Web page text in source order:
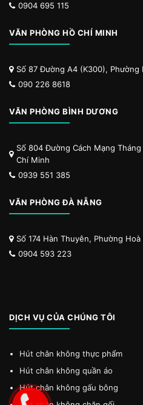
0904 695 115
VĂN PHÒNG HỒ CHÍ MINH
Số 87 Đường A4 (K300), Phường
090 226 8618
VĂN PHÒNG BÌNH DƯƠNG
Số 804 Đường Cách Mạng
Chí Minh
0939 551 385
VĂN PHÒNG ĐÀ NẴNG
Số 174 Hàn Thuyên, Phường
0904 593 223
DỊCH VỤ CỦA CHÚNG TÔI
Hút chân không thực phẩm
Hút chân không quần áo
Hút chân không gấu bông